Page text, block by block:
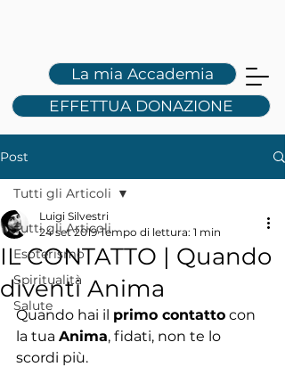
La mia Accademia
EFFETTUA DONAZIONE
LS
Post
Tutti gli Articoli
Esoterismo
Spiritualità
Salute
Tutti gli Articoli
IL CONTATTO | Quando
diventi Anima
Luigi Silvestri
24 set 2019 Tempo di lettura: 1 min
Quando hai il primo contatto con
la tua Anima, fidati, non te lo
scordi più.